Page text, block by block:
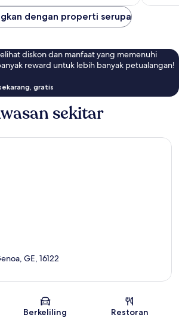
dengan properti serupa
diskon dan manfaat yang memenuhi
reward untuk lebih banyak petualangan!
gratis
sekitar
Peta
GE, 16122
Berkeliling Restoran